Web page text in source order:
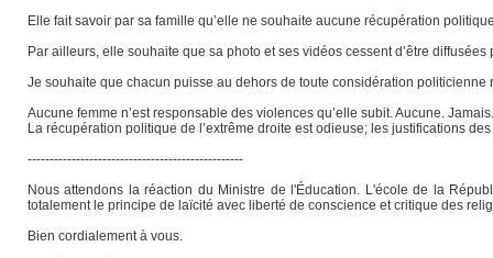
Elle fait savoir par sa famille qu’elle ne souhaite aucune récupération
Par ailleurs, elle souhaite que sa photo et ses vidéos cessent d’être
Je souhaite que chacun puisse au dehors de toute considération
Aucune femme n’est responsable des violences qu’elle subit. Aucune.
La récupération politique de l’extrême droite est odieuse; les justifications
-------------------------------------------------
Nous attendons la réaction du Ministre de l'Éducation. L'école de la
totalement le principe de laïcité avec liberté de conscience et critique des
Bien cordialement à vous.